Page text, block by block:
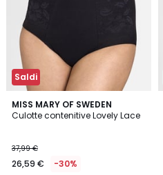
Saldi
MISS MARY OF SWEDEN
Culotte contenitive Lovely Lace
37,99 €
26,59 € -30%
4,4
/ 5
2
Colori